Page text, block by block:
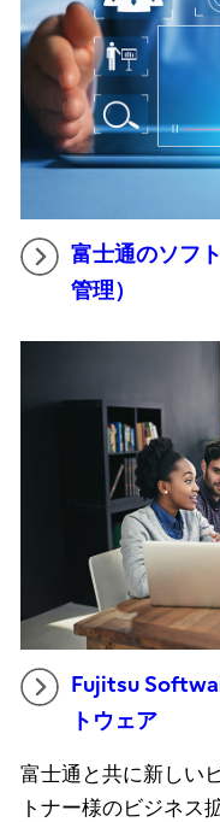
富士通のソフ
管理）
Fujitsu
トウェア
富士通と共に新しい
トナー様のビジネス